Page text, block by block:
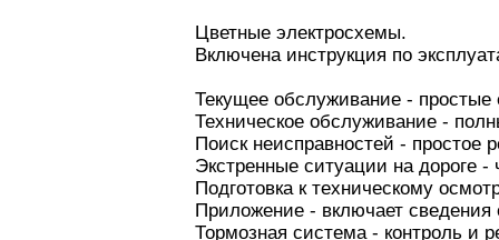
Цветные электросхемы.
Включена инструкция по
Текущее обслуживание - простые
Техническое обслуживание -
Поиск неисправностей -
Экстренные ситуации на дороге -
Подготовка к техническому
Приложение - включает
Тормозная система - контроль и